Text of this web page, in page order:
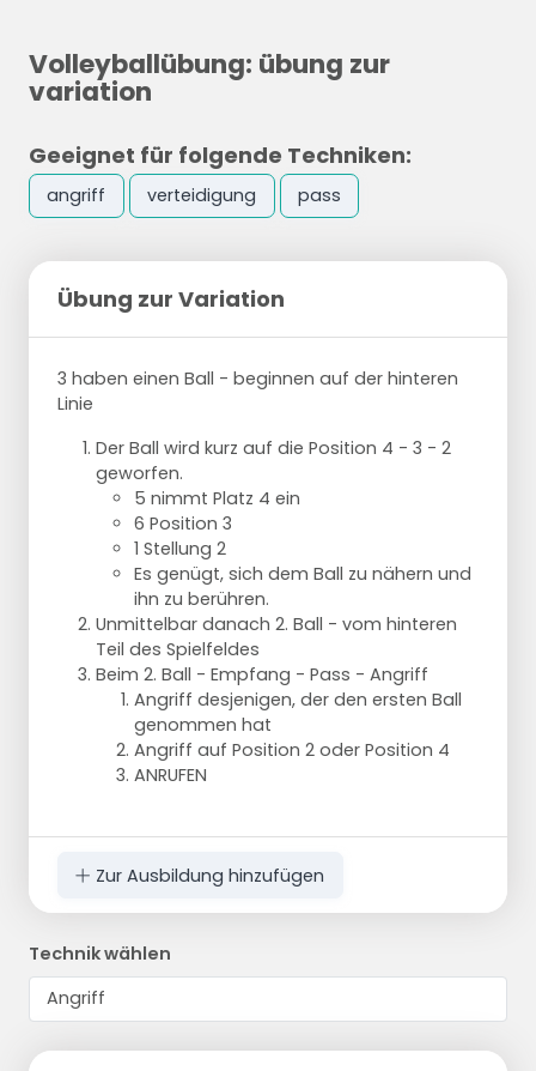
Volleyballübung: übung zur
variation
Geeignet für folgende Techniken:
angriff verteidigung pass
Übung zur Variation
3 haben einen Ball - beginnen auf der hinteren
Linie
Der Ball wird kurz auf die Position 4 - 3 - 2
geworfen.
5 nimmt Platz 4 ein
6 Position 3
1 Stellung 2
Es genügt, sich dem Ball zu nähern und
ihn zu berühren.
Unmittelbar danach 2. Ball - vom hinteren
Teil des Spielfeldes
Beim 2. Ball - Empfang - Pass - Angriff
Angriff desjenigen, der den ersten Ball
genommen hat
Angriff auf Position 2 oder Position 4
ANRUFEN
Zur Ausbildung hinzufügen
Technik wählen